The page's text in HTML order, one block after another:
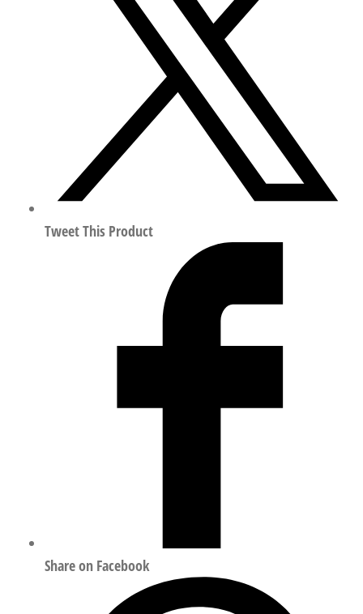
560976
数Tweet This Product
Share on Facebook